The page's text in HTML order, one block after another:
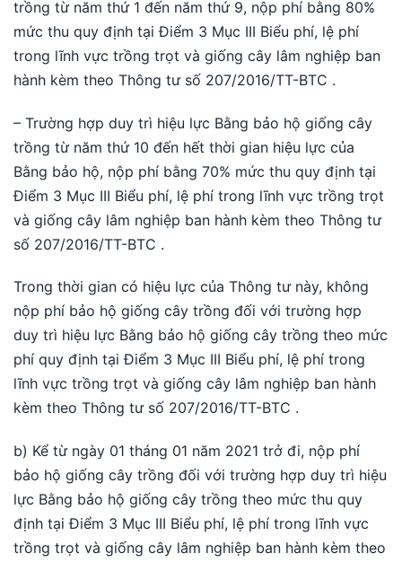
trồng từ năm thứ 1 đến năm thứ 9, nộp phí bằng 80%
mức thu quy định tại Điểm 3 Mục III Biểu phí, lệ phí
trong lĩnh vực trồng trọt và giống cây lâm nghiệp ban
hành kèm theo Thông tư số 207/2016/TT-BTC .
– Trường hợp duy trì hiệu lực Bằng bảo hộ giống cây
trồng từ năm thứ 10 đến hết thời gian hiệu lực của
Bằng bảo hộ, nộp phí bằng 70% mức thu quy định tại
Điểm 3 Mục III Biểu phí, lệ phí trong lĩnh vực trồng trọt
và giống cây lâm nghiệp ban hành kèm theo Thông tư
số 207/2016/TT-BTC .
Trong thời gian có hiệu lực của Thông tư này, không
nộp phí bảo hộ giống cây trồng đối với trường hợp
duy trì hiệu lực Bằng bảo hộ giống cây trồng theo mức
phí quy định tại Điểm 3 Mục III Biểu phí, lệ phí trong
lĩnh vực trồng trọt và giống cây lâm nghiệp ban hành
kèm theo Thông tư số 207/2016/TT-BTC .
b) Kể từ ngày 01 tháng 01 năm 2021 trở đi, nộp phí
bảo hộ giống cây trồng đối với trường hợp duy trì hiệu
lực Bằng bảo hộ giống cây trồng theo mức thu quy
định tại Điểm 3 Mục III Biểu phí, lệ phí trong lĩnh vực
trồng trọt và giống cây lâm nghiệp ban hành kèm theo